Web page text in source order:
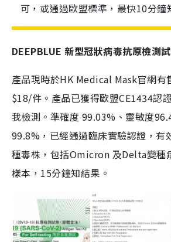
可，或通過歐盟標準，最快10分鐘
DEEPBLUE 新型冠狀病毒抗原檢測
產品現時於HK Medical Mask官網有
$18/件。產品已獲得歐盟CE1434認
我檢測。準確度 99.03%、靈敏度
99.8%，已經通過臨床實驗認證，有
種毒株，包括Omicron 及Delta變種
樣本，15分鐘知結果。